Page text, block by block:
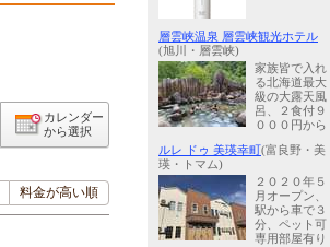
カレンダー
から選択
料金が高い順
層雲峡温泉 層雲峡観光ホテル
(旭川・層雲峡)
家族皆で入れ
る北海道最大
級の大露天風
呂、２食付９
０００円から
ルレ ドゥ 美瑛幸町 (富良野・美
瑛・トマム)
２０２０年５
月オープン、
駅から車で３
分、ペット可
専用部屋有り